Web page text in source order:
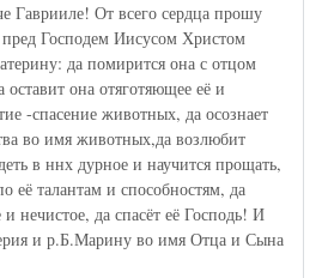
Гаврииле! От всего сердца прошу
Господем Иисусом Христом
да помирится она с отцом
она отяготяющее её и
-спасение животных, да осознает
во имя животных,да возлюбит
в ннх дурное и научится прощать,
её талантам и способностям, да
и нечистое, да спасёт её Господь! И
и р.Б.Марину во имя Отца и Сына